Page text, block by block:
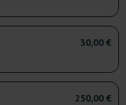
30,00 €
250,00 €